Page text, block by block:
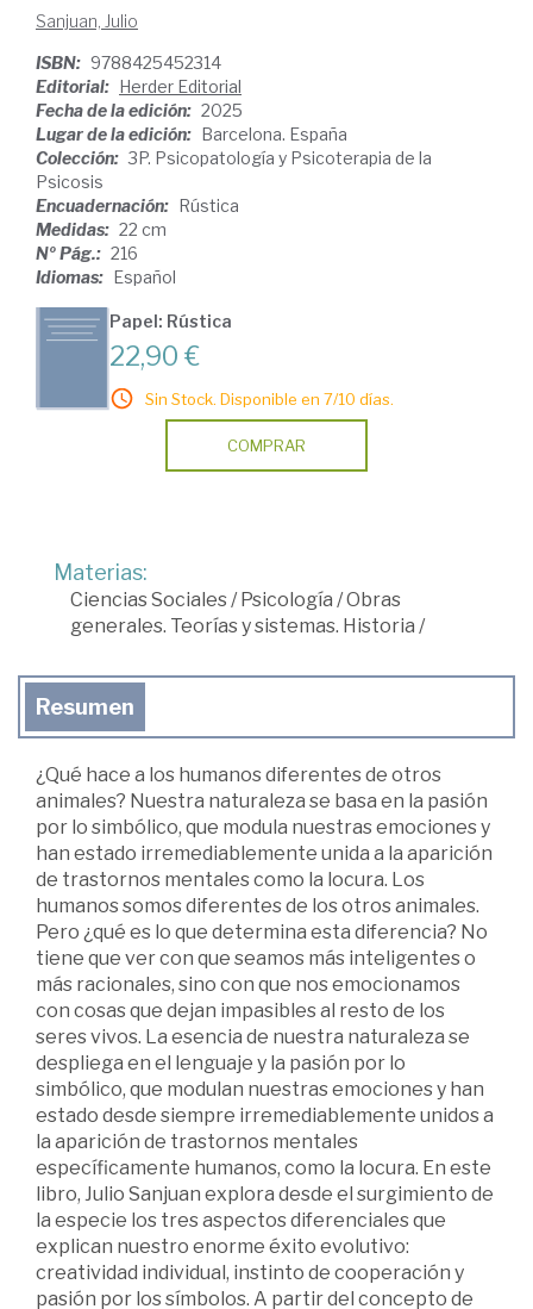
Sanjuan, Julio
ISBN: 9788425452314
Editorial: Herder Editorial
Fecha de la edición: 2025
Lugar de la edición: Barcelona. España
Colección: 3P. Psicopatología y Psicoterapia de la
Psicosis
Encuadernación: Rústica
Medidas: 22 cm
Nº Pág.: 216
Idiomas: Español
Papel: Rústica
22,90 €
Sin Stock. Disponible en 7/10 días.
COMPRAR
Materias:
Ciencias Sociales/ Psicología /Obras
generales. Teorías y sistemas. Historia /
Resumen
¿Qué hace a los humanos diferentes de otros
animales? Nuestra naturaleza se basa en la pasión
por lo simbólico, que modula nuestras emociones y
han estado irremediablemente unida a la aparición
de trastornos mentales como la locura. Los
humanos somos diferentes de los otros animales.
Pero ¿qué es lo que determina esta diferencia? No
tiene que ver con que seamos más inteligentes o
más racionales, sino con que nos emocionamos
con cosas que dejan impasibles al resto de los
seres vivos. La esencia de nuestra naturaleza se
despliega en el lenguaje y la pasión por lo
simbólico, que modulan nuestras emociones y han
estado desde siempre irremediablemente unidos a
la aparición de trastornos mentales
específicamente humanos, como la locura. En este
libro, Julio Sanjuan explora desde el surgimiento de
la especie los tres aspectos diferenciales que
explican nuestro enorme éxito evolutivo:
creatividad individual, instinto de cooperación y
pasión por los símbolos. A partir del concepto de